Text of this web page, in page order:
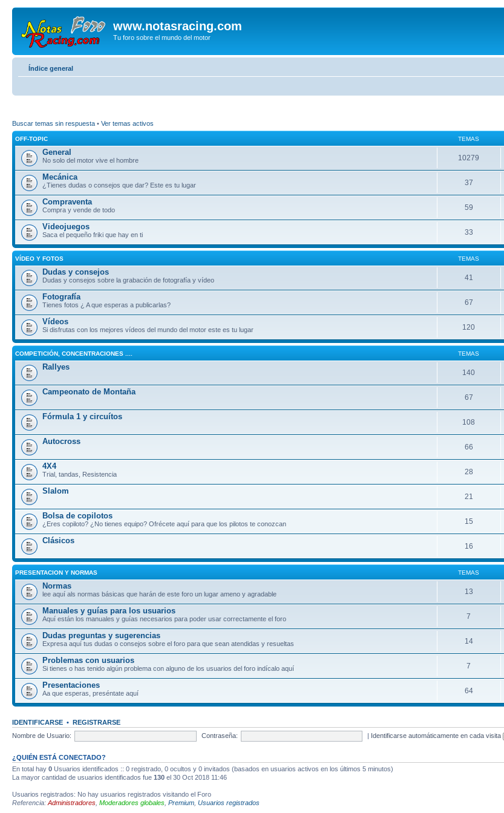
www.notasracing.com
Tu foro sobre el mundo del motor
Índice general
Buscar temas sin respuesta • Ver temas activos
OFF-TOPIC TEMAS
General
No solo del motor vive el hombre 10279
Mecánica
¿Tienes dudas o consejos que dar? Este es tu lugar 37
Compraventa
Compra y vende de todo 59
Videojuegos
Saca el pequeño friki que hay en ti 33
VÍDEO Y FOTOS TEMAS
Dudas y consejos
Dudas y consejos sobre la grabación de fotografía y vídeo 41
Fotografía
Tienes fotos ¿ A que esperas a publicarlas? 67
Vídeos
Si disfrutas con los mejores vídeos del mundo del motor este es tu lugar 120
COMPETICIÓN, CONCENTRACIONES .... TEMAS
Rallyes
140
Campeonato de Montaña
67
Fórmula 1 y circuítos
108
Autocross
66
4X4
Trial, tandas, Resistencia 28
Slalom
21
Bolsa de copilotos
¿Eres copiloto? ¿No tienes equipo? Ofrécete aquí para que los pilotos te conozcan 15
Clásicos
16
PRESENTACION Y NORMAS TEMAS
Normas
lee aquí als normas básicas que harán de este foro un lugar ameno y agradable 13
Manuales y guías para los usuarios
Aquí están los manuales y guías necesarios para poder usar correctamente el foro 7
Dudas preguntas y sugerencias
Expresa aquí tus dudas o consejos sobre el foro para que sean atendidas y resueltas 14
Problemas con usuarios
Si tienes o has tenido algún problema con alguno de los usuarios del foro indícalo aquí 7
Presentaciones
Aa que esperas, preséntate aquí 64
IDENTIFICARSE • REGISTRARSE
Nombre de Usuario:
Contraseña: | Identificarse automáticamente en cada visita
¿QUIÉN ESTÁ CONECTADO?
En total hay 0 Usuarios identificados :: 0 registrado, 0 ocultos y 0 invitados (basados en usuarios activos en los últimos 5 minutos)
La mayor cantidad de usuarios identificados fue 130 el 30 Oct 2018 11:46
Usuarios registrados: No hay usuarios registrados visitando el Foro
Referencia: Administradores Moderadores globales Premium Usuarios registrados